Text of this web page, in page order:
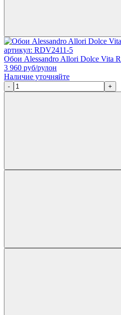
артикул: RDV2411-5
Обои Alessandro Allori Dolce Vita
3 960 руб/рулон
Наличие уточняйте
- +